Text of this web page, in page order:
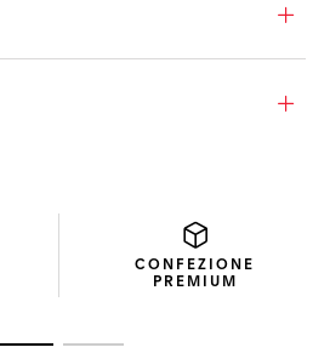
ultra leggibili applicati con
bracciale ergonomico con tre
CONFEZIONE
PREMIUM